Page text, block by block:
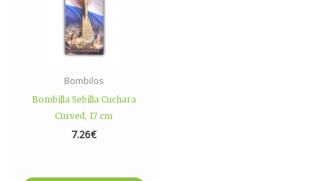
Bombilos
Bombilla Sebilla Cuchara
Curved, 17 cm
7.26€